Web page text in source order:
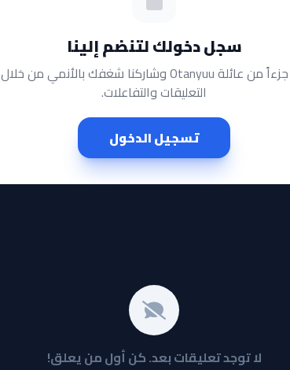
سجل دخولك لتنضم إلينا
كن جزءاً من عائلة Otanyuu وشاركنا شغفك بالأنمي من خلال
التعليقات والتفاعلات.
تسجيل الدخول
لا توجد تعليقات بعد. كن أول من يعلق!